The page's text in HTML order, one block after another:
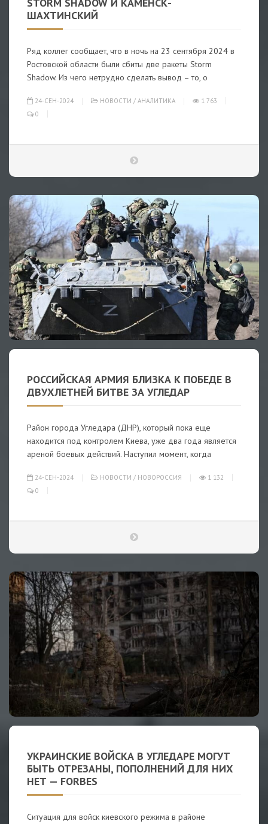
STORM SHADOW И КАМЕНСК-
ШАХТИНСКИЙ
Ряд коллег сообщает, что в ночь на 23 сентября 2024 в
Ростовской области были сбиты две ракеты Storm
Shadow. Из чего нетрудно сделать вывод – то, о
24-СЕН-2024 НОВОСТИ / АНАЛИТИКА
1 763
0
РОССИЙСКАЯ АРМИЯ БЛИЗКА К ПОБЕДЕ В
ДВУХЛЕТНЕЙ БИТВЕ ЗА УГЛЕДАР
Район города Угледара (ДНР), который пока еще
находится под контролем Киева, уже два года является
ареной боевых действий. Наступил момент, когда
24-СЕН-2024 НОВОСТИ / НОВОРОССИЯ
1 132
0
УКРАИНСКИЕ ВОЙСКА В УГЛЕДАРЕ МОГУТ
БЫТЬ ОТРЕЗАНЫ, ПОПОЛНЕНИЙ ДЛЯ НИХ
НЕТ — FORBES
Ситуация для войск киевского режима в районе